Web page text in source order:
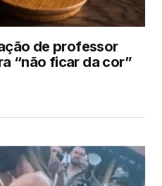
de professor
“não ficar da cor”